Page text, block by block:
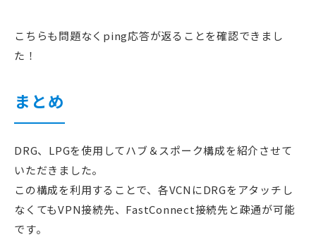
こちらも問題なくping応答が返ることを確認できまし
た！
まとめ
DRG、LPGを使用してハブ＆スポーク構成を紹介させて
いただきました。
この構成を利用することで、各VCNにDRGをアタッチし
なくてもVPN接続先、FastConnect接続先と疎通が可能
です。